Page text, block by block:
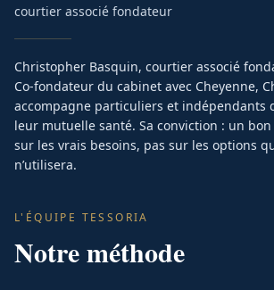
courtier associé fondateur
Christopher Basquin, courtier associé
Co-fondateur du cabinet avec Cheyenne,
accompagne particuliers et indépendants
leur mutuelle santé. Sa conviction : un
sur les vrais besoins, pas sur les options
n’utilisera.
L'ÉQUIPE TESSORIA
Notre méthode